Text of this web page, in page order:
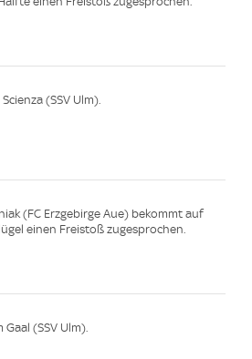
(SSV Ulm).
(FC Erzgebirge Aue) bekommt auf
einen Freistoß zugesprochen.
(SSV Ulm).